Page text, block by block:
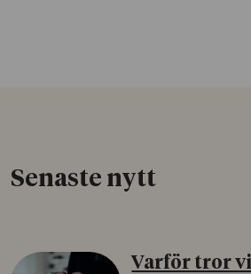
Senaste nytt
Varför tror